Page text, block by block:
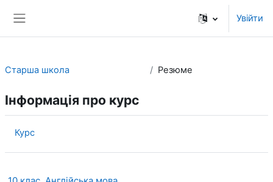
Увійти
Старша школа Резюме
Інформація про курс
Курс